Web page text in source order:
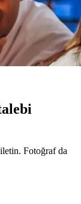
Fotoğraf da